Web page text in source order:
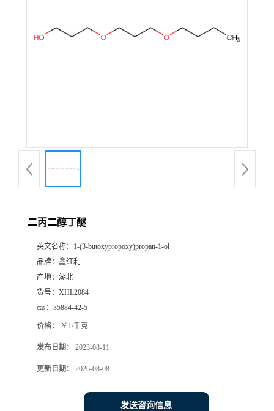
二丙二醇丁醚
英文名称： 1-(3-butoxypropoxy)propan-1-ol
品牌： 鑫红利
产地： 湖北
货号： XHL2084
cas： 35884-42-5
价格： ￥1/千克
发布日期： 2023-08-11
更新日期： 2026-08-08
发送咨询信息